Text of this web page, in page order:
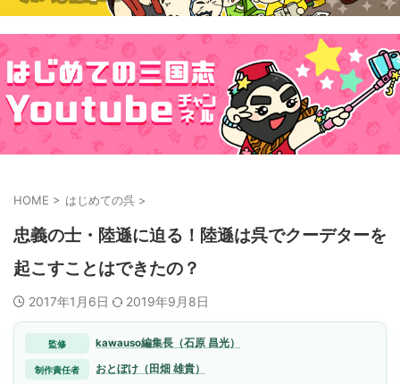
HOME > はじめての呉 >
忠義の士・陸遜に迫る！陸遜は呉でクーデターを
起こすことはできたの？
2017年1月6日 2019年9月8日
監修 kawauso編集長（石原 昌光）
制作責任者 おとぼけ（田畑 雄貴）